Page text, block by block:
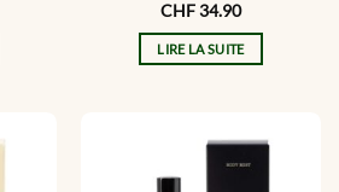
CHF34.90
LIRE LA SUITE